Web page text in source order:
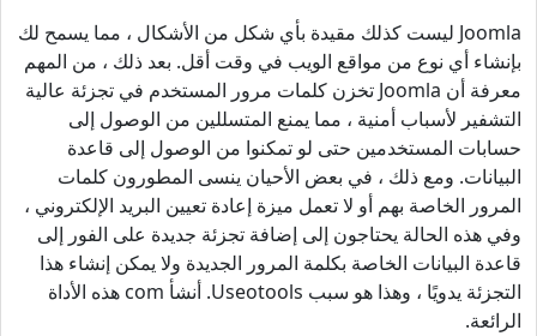
Joomla ليست كذلك مقيدة بأي شكل من الأشكال ، مما يسمح لك
بإنشاء أي نوع من مواقع الويب في وقت أقل. بعد ذلك ، من المهم
معرفة أن Joomla تخزن كلمات مرور المستخدم في تجزئة عالية
التشفير لأسباب أمنية ، مما يمنع المتسللين من الوصول إلى
حسابات المستخدمين حتى لو تمكنوا من الوصول إلى قاعدة
البيانات. ومع ذلك ، في بعض الأحيان ينسى المطورون كلمات
المرور الخاصة بهم أو لا تعمل ميزة إعادة تعيين البريد الإلكتروني ،
وفي هذه الحالة يحتاجون إلى إضافة تجزئة جديدة على الفور إلى
قاعدة البيانات الخاصة بكلمة المرور الجديدة ولا يمكن إنشاء هذا
التجزئة يدويًا ، وهذا هو سبب Useotools. أنشأ com هذه الأداة
الرائعة.